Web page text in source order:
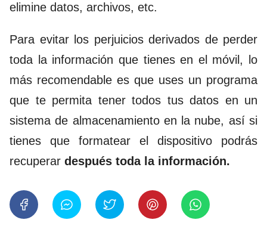
elimine datos, archivos, etc.
Para evitar los perjuicios derivados de perder
toda la información que tienes en el móvil, lo
más recomendable es que uses un programa
que te permita tener todos tus datos en un
sistema de almacenamiento en la nube, así si
tienes que formatear el dispositivo podrás
recuperar después toda la información.